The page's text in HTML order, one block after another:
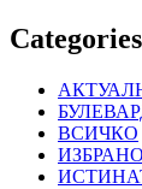
Categories
ВСИЧКО
ИЗБРАНО